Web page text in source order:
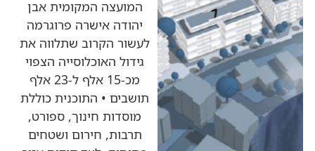
המועצה המקומית אבן
יהודה אישרה פרוגרמה
לעשור הקרוב שתלווה את
גידול האוכלוסייה הצפוי
מכ-15 אלף ל-23 אלף
תושבים • התוכנית כוללת
מוסדות חינוך, ספורט,
תרבות, חירום ושטחים